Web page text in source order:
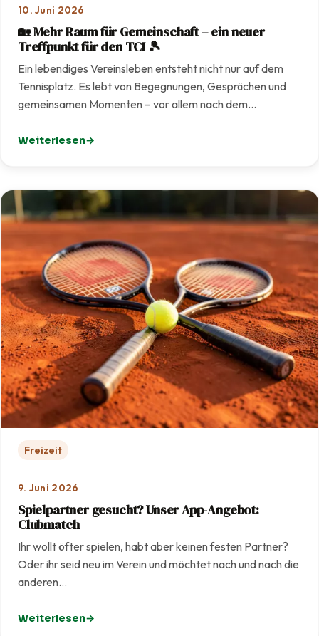
10. Juni 2026
🏡 Mehr Raum für Gemeinschaft – ein neuer
Treffpunkt für den TCI 🎾
Ein lebendiges Vereinsleben entsteht nicht nur auf dem
Tennisplatz. Es lebt von Begegnungen, Gesprächen und
gemeinsamen Momenten – vor allem nach dem…
Weiterlesen
: 🏡 Mehr Raum für Gemeinschaft – ein neuer Treffpunkt
Freizeit
9. Juni 2026
Spielpartner gesucht? Unser App-Angebot:
Clubmatch
Ihr wollt öfter spielen, habt aber keinen festen Partner?
Oder ihr seid neu im Verein und möchtet nach und nach die
anderen…
Weiterlesen
: Spielpartner gesucht? Unser App-Angebot: Clubmatch